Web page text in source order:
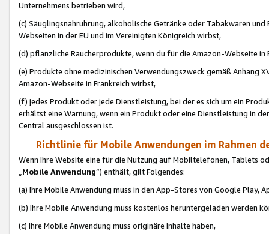
Unternehmens betrieben wird,
(c) Säuglingsnahruhrung, alkoholische Getränke oder Tabakwaren
Webseiten in der EU und im Vereinigten Königreich wirbst,
(d) pflanzliche Raucherprodukte, wenn du für die Amazon-Webseite in
(e) Produkte ohne medizinischen Verwendungszweck gemäß Anhang
Amazon-Webseite in Frankreich wirbst,
(f) jedes Produkt oder jede Dienstleistung, bei der es sich um ein
erhältst eine Warnung, wenn ein Produkt oder eine Dienstleistung in
Central ausgeschlossen ist.
Richtlinie für Mobile Anwendungen im Rahmen
Wenn Ihre Website eine für die Nutzung auf Mobiltelefonen, Tablets
„Mobile Anwendung“) enthält, gilt Folgendes:
(a) Ihre Mobile Anwendung muss in den App-Stores von Google Play,
(b) Ihre Mobile Anwendung muss kostenlos heruntergeladen werden
(c) Ihre Mobile Anwendung muss originäre Inhalte haben,